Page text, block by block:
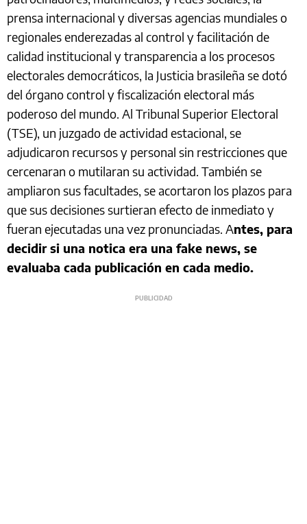
prensa internacional y diversas agencias mundiales o
regionales enderezadas al control y facilitación de
calidad institucional y transparencia a los procesos
electorales democráticos, la Justicia brasileña se dotó
del órgano control y fiscalización electoral más
poderoso del mundo. Al Tribunal Superior Electoral
(TSE), un juzgado de actividad estacional, se
adjudicaron recursos y personal sin restricciones que
cercenaran o mutilaran su actividad. También se
ampliaron sus facultades, se acortaron los plazos para
que sus decisiones surtieran efecto de inmediato y
fueran ejecutadas una vez pronunciadas. Antes, para
decidir si una notica era una fake news, se
evaluaba cada publicación en cada medio.